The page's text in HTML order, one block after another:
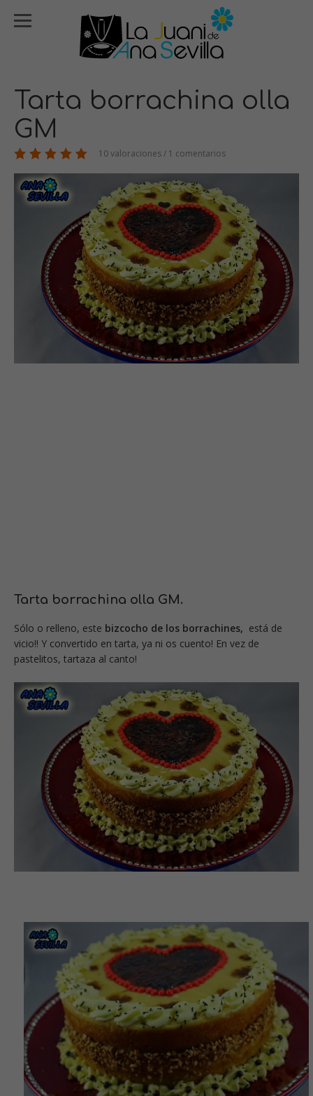
Tarta borrachina olla
GM
10 valoraciones / 1 comentarios
Tarta borrachina olla GM.
Sólo o relleno, este bizcocho de los borrachines, está de
vicio!! Y convertido en tarta, ya ni os cuento! En vez de
pastelitos, tartaza al canto!